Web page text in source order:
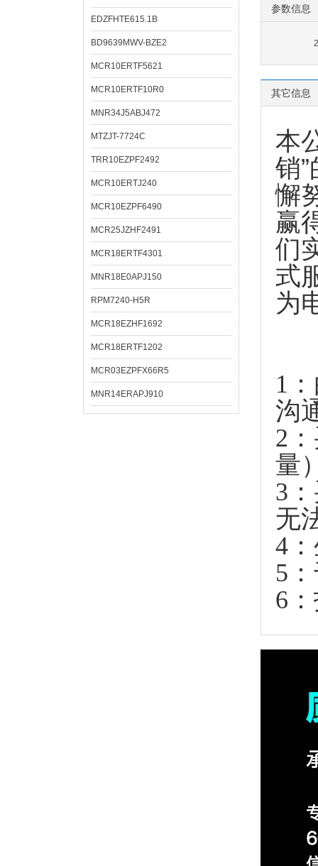
EDZFHTE615.1B
BD9639MWV-BZE2
MCR10ERTF5621
MCR10ERTF10R0
MNR34J5ABJ472
MTZJT-7724C
TRR10EZPF2492
MCR10ERTJ240
MCR10EZPF6490
MCR25JZHF2491
MCR18ERTF4301
MNR18E0APJ150
RPM7240-H5R
MCR18EZHF1692
MCR18ERTF1202
MCR03EZPFX66R5
MNR14ERAPJ910
参数信息
其它信息
本
销
懈
赢
们
式
为
1
沟
2
量
3
无
4
5
6